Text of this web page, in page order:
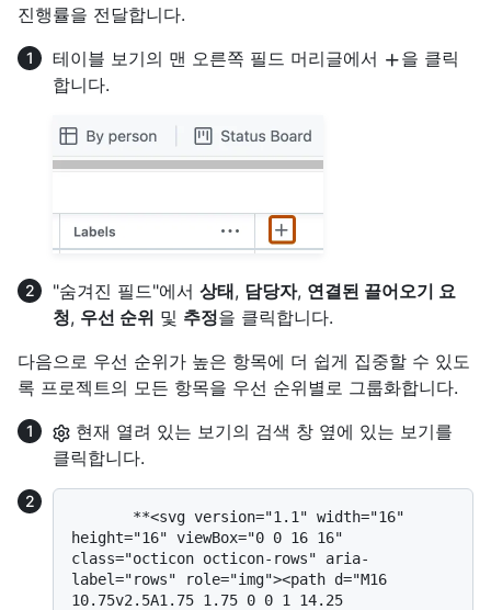
진행률을 전달합니다.
테이블 보기의 맨 오른쪽 필드 머리글에서
을 클릭
합니다.
"숨겨진 필드"에서 상태, 담당자, 연결된 끌어오기 요
청, 우선 순위 및 추정을 클릭합니다.
다음으로 우선 순위가 높은 항목에 더 쉽게 집중할 수 있도
록 프로젝트의 모든 항목을 우선 순위별로 그룹화합니다.
현재 열려 있는 보기의 검색 창 옆에 있는 보기를
클릭합니다.
height="16" viewBox="0 0 16 16"
class="octicon octicon-rows" aria-
label="rows" role="img"><path d="M16
10.75v2.5A1.75 1.75 0 0 1 14.25